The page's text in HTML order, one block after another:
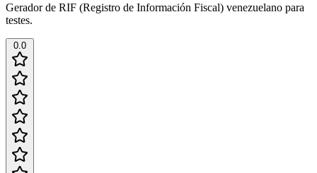
Gerador de RIF (Registro de Información Fiscal) venezuelano para
testes.
0.0